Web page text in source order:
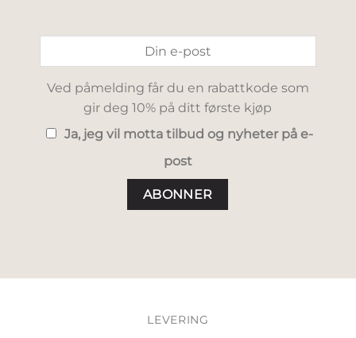
Ved påmelding får du en rabattkode som
gir deg 10% på ditt første kjøp
Ja, jeg vil motta tilbud og nyheter på e-
post
LEVERING